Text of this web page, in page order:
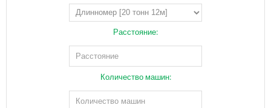
Расстояние:
Количество машин: